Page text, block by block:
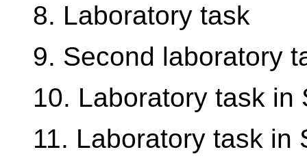
8. Laboratory task
9. Second laboratory
10. Laboratory task in
11. Laboratory task in